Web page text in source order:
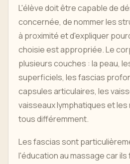
L'élève doit être capable de
concernée, de nommer les
à proximité et d'expliquer
choisie est appropriée. Le
plusieurs couches : la peau,
superficiels, les fascias
capsules articulaires, les
vaisseaux lymphatiques et
tous différemment.
Les fascias sont
l'éducation au massage car